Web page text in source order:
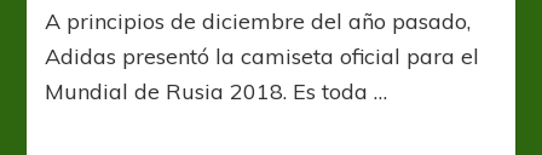
nueva
Roja
desató
A principios de diciembre del año pasado,
Adidas presentó la camiseta oficial para el
Mundial de Rusia 2018. Es toda …